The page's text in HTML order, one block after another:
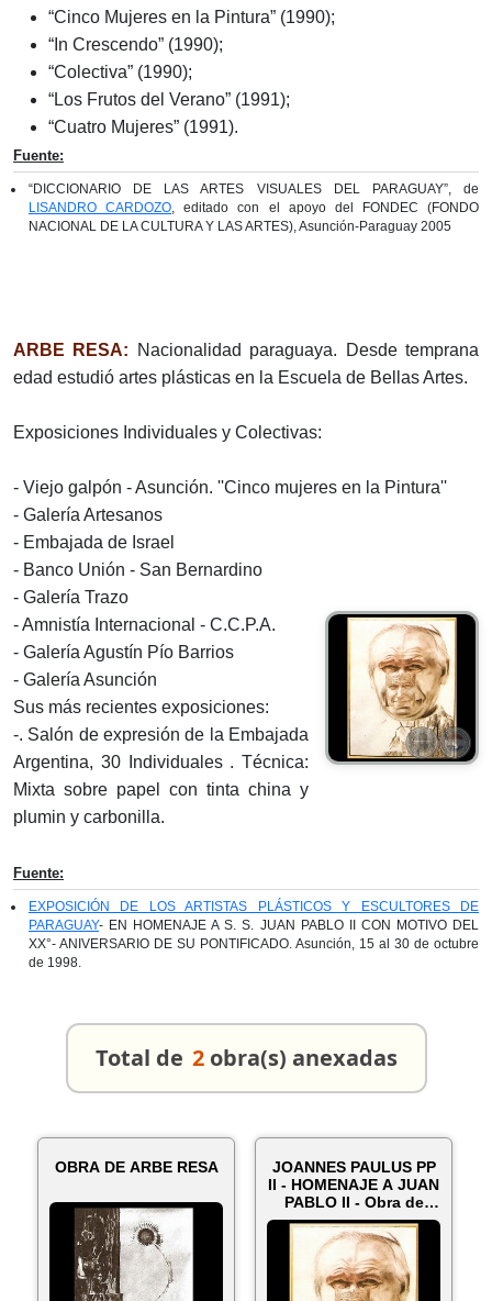
“Cinco Mujeres en la Pintura” (1990);
“In Crescendo” (1990);
“Colectiva” (1990);
“Los Frutos del Verano” (1991);
“Cuatro Mujeres” (1991).
Fuente:
“DICCIONARIO DE LAS ARTES VISUALES DEL PARAGUAY”, de
LISANDRO CARDOZO, editado con el apoyo del FONDEC (FONDO
NACIONAL DE LA CULTURA Y LAS ARTES), Asunción-Paraguay 2005
ARBE RESA:
Nacionalidad paraguaya. Desde temprana
edad estudió artes plásticas en la Escuela de Bellas Artes.
Exposiciones Individuales y Colectivas:
- Viejo galpón - Asunción. ''Cinco mujeres en la Pintura''
- Galería Artesanos
- Embajada de Israel
- Banco Unión - San Bernardino
- Galería Trazo
- Amnistía Internacional - C.C.P.A.
- Galería Agustín Pío Barrios
- Galería Asunción
Sus más recientes exposiciones:
-. Salón de expresión de la Embajada
Argentina, 30 Individuales . Técnica:
Mixta sobre papel con tinta china y
plumin y carbonilla.
Fuente:
EXPOSICIÓN DE LOS ARTISTAS PLÁSTICOS Y ESCULTORES DE
PARAGUAY- EN HOMENAJE A S. S. JUAN PABLO II CON MOTIVO DEL
XX°- ANIVERSARIO DE SU PONTIFICADO. Asunción, 15 al 30 de octubre
de 1998.
Total de 2 obra(s) anexadas
OBRA DE ARBE RESA
JOANNES PAULUS PP
II - HOMENAJE A JUAN
PABLO II - Obra de
ARBE RE...